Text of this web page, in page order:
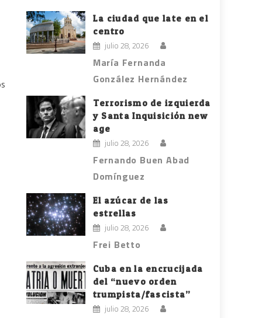
La ciudad que late en el
centro
julio 28, 2026
María Fernanda
González Hernández
Terrorismo de izquierda
y Santa Inquisición new
age
julio 28, 2026
Fernando Buen Abad
Domínguez
El azúcar de las
estrellas
julio 28, 2026
Frei Betto
Cuba en la encrucijada
del “nuevo orden
trumpista/fascista”
julio 28, 2026